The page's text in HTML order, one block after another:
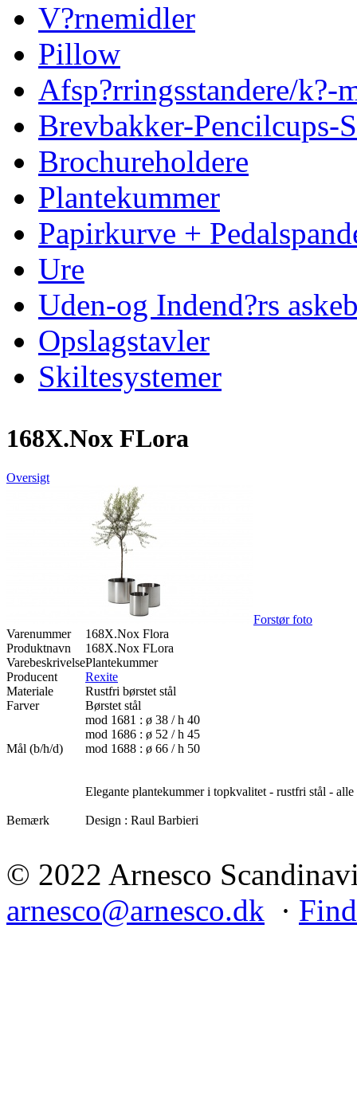
V?rnemidler
Pillow
Afsp?rringsstandere/k?-
Brevbakker-Pencilcups-
Brochureholdere
Plantekummer
Papirkurve +
Ure
Uden-og Indend?rs
Opslagstavler
Skiltesystemer
168X.Nox FLora
Oversigt
Forstør foto
Varenummer
168X.Nox Flora
Produktnavn
168X.Nox FLora
VarebeskrivelsePlantekummer
Producent
Rexite
Materiale
Rustfri børstet stål
Farver
Børstet stål
Mål (b/h/d)
mod 1681 : ø 38 / h 40
mod 1686 : ø 52 / h 45
mod 1688 : ø 66 / h 50
Bemærk
Elegante plantekummer i topkvalitet - rustfri stål -
Design : Raul Barbieri
© 2022 Arnesco
arnesco@arnesco.dk ·